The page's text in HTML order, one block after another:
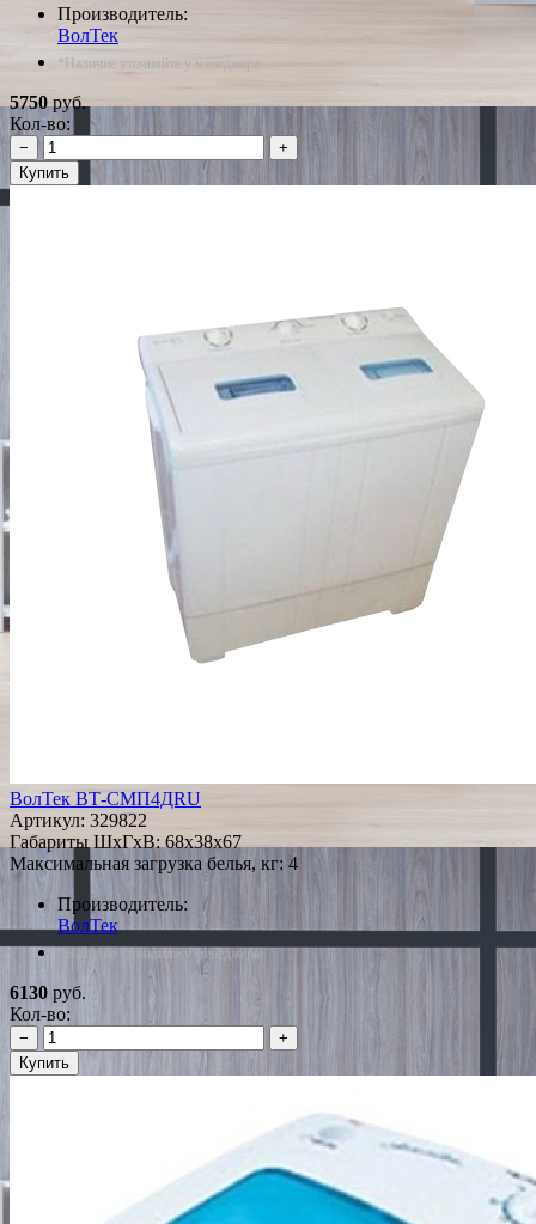
Производитель:
ВолТек
*Наличие уточняйте у менеджера
5750руб.
Кол-во:
−
+
Купить
ВолТек ВТ-СМП4ДRU
Артикул: 329822
Габариты ШxГxВ: 68x38x67
Максимальная загрузка белья, кг: 4
Производитель:
ВолТек
*Наличие уточняйте у менеджера
6130 руб.
Кол-во:
−
+
Купить